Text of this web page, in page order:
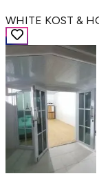
WHITE KOST &